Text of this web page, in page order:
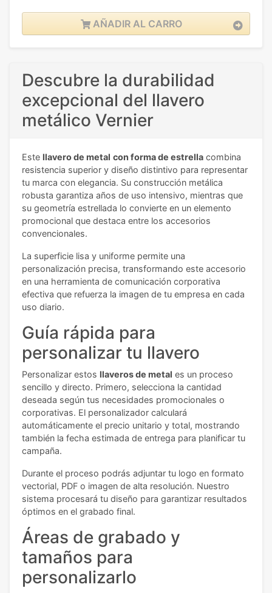
AÑADIR AL CARRO
Descubre la durabilidad
excepcional del llavero
metálico Vernier
Este llavero de metal con forma de estrella combina
resistencia superior y diseño distintivo para representar
tu marca con elegancia. Su construcción metálica
robusta garantiza años de uso intensivo, mientras que
su geometría estrellada lo convierte en un elemento
promocional que destaca entre los accesorios
convencionales.
La superficie lisa y uniforme permite una
personalización precisa, transformando este accesorio
en una herramienta de comunicación corporativa
efectiva que refuerza la imagen de tu empresa en cada
uso diario.
Guía rápida para
personalizar tu llavero
Personalizar estos llaveros de metal es un proceso
sencillo y directo. Primero, selecciona la cantidad
deseada según tus necesidades promocionales o
corporativas. El personalizador calculará
automáticamente el precio unitario y total, mostrando
también la fecha estimada de entrega para planificar tu
campaña.
Durante el proceso podrás adjuntar tu logo en formato
vectorial, PDF o imagen de alta resolución. Nuestro
sistema procesará tu diseño para garantizar resultados
óptimos en el grabado final.
Áreas de grabado y
tamaños para
personalizarlo